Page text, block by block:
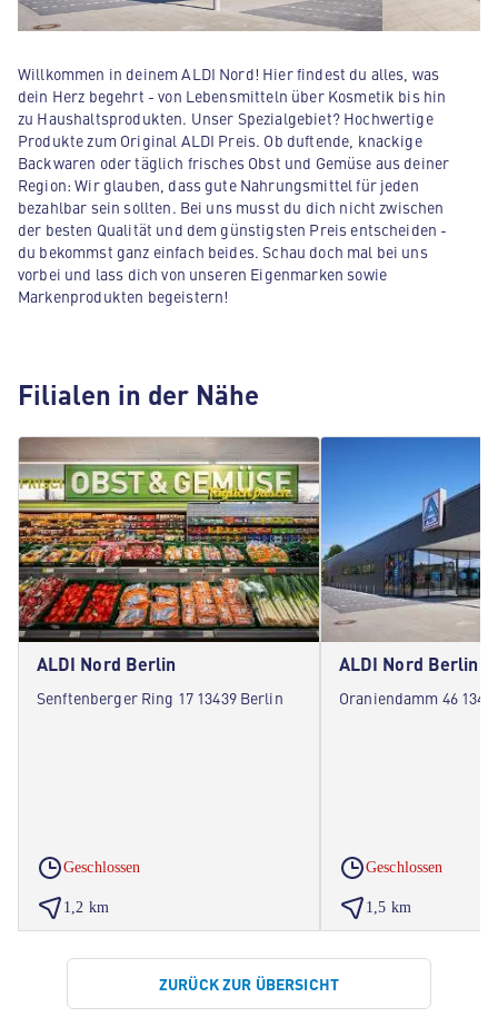
Willkommen in deinem ALDI Nord! Hier findest du alles, was
dein Herz begehrt - von Lebensmitteln über Kosmetik bis hin
zu Haushaltsprodukten. Unser Spezialgebiet? Hochwertige
Produkte zum Original ALDI Preis. Ob duftende, knackige
Backwaren oder täglich frisches Obst und Gemüse aus deiner
Region: Wir glauben, dass gute Nahrungsmittel für jeden
bezahlbar sein sollten. Bei uns musst du dich nicht zwischen
der besten Qualität und dem günstigsten Preis entscheiden -
du bekommst ganz einfach beides. Schau doch mal bei uns
vorbei und lass dich von unseren Eigenmarken sowie
Markenprodukten begeistern!
Filialen in der Nähe
ALDI Nord Berlin
Senftenberger Ring 17 13439 Berlin
Geschlossen
1,2 km
ALDI Nord Berlin
Oraniendamm 46
Geschlossen
1,5 km
ZURÜCK ZUR ÜBERSICHT